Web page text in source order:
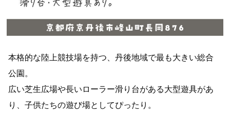
本格的な陸上競技場を持つ、丹後地域で最も大きい総合
公園。
広い芝生広場や長いローラー滑り台がある大型遊具があ
り、子供たちの遊び場としてぴったり。